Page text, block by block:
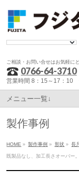
ご相談・お問い合せはお気軽に
0766-64-3710
営業時間 8：15～17：10
メニュー一覧↓
製作事例
HOME » 製作事例 » 形状 » 長
既製品なし、加工長さオーバー